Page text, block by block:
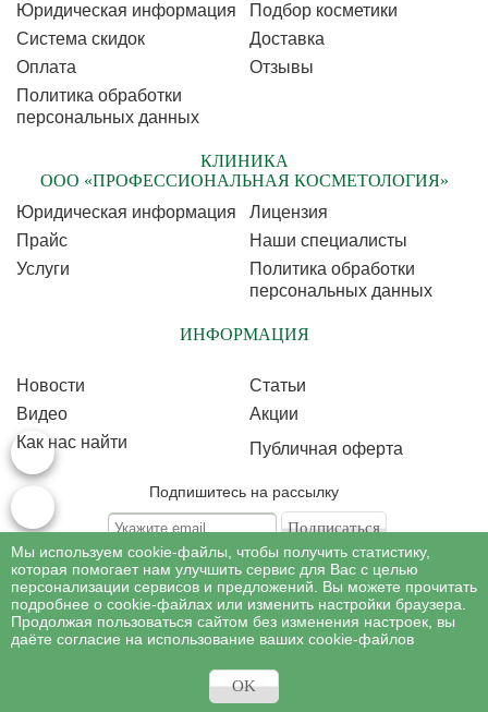
Юридическая информация
Подбор косметики
Cистема скидок
Доставка
Оплата
Отзывы
Политика обработки
персональных данных
КЛИНИКА
ООО «ПРОФЕССИОНАЛЬНАЯ КОСМЕТОЛОГИЯ»
Юридическая информация
Лицензия
Прайс
Наши специалисты
Услуги
Политика обработки
персональных данных
ИНФОРМАЦИЯ
Новости
Статьи
Видео
Акции
Как нас найти
Публичная оферта
Подпишитесь на рассылку
Подписываясь на рассылку, Вы соглашаетесь c условиями политикиобработки
персональных данных
©Профессиональная косметология, 2007 - 2026
Все права на материалы сайта www.profcosmetology.ru охраняются в
Имеются противопоказания, необходима консультация специалиста.
Мы используем cookie-файлы, чтобы получить статистику,
которая помогает нам улучшить сервис для Вас с целью
персонализации сервисов и предложений. Вы можете прочитать
подробнее о cookie-файлах или изменить настройки браузера.
Продолжая пользоваться сайтом без изменения настроек, вы
даёте согласие на использование ваших cookie-файлов
OK